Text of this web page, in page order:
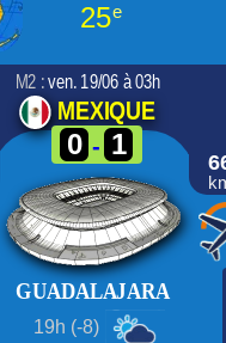
25e
M2 : ven. 19/06 à 03h
MEXIQUE
0 - 1
GUADALAJARA
19h (-8)